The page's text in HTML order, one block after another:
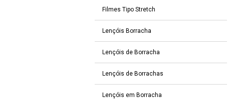
Filmes Tipo Stretch
Lençóis Borracha
Lençóis de Borracha
Lençóis de Borrachas
Lençóis em Borracha